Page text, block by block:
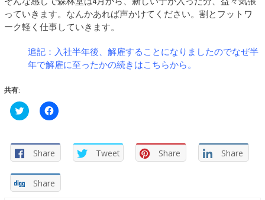
っていきます。なんかあれば声かけてください。割とフットワ
ーク軽く仕事していきます。
追記：入社半年後、解雇することになりましたのでなぜ半
年で解雇に至ったかの続きはこちらから。
共有:
ク
リ
て
Twitter
で
有
(新
し
Facebook
で
る
に
は
リ
ッ
ク
Share Tweet Share Share
Share